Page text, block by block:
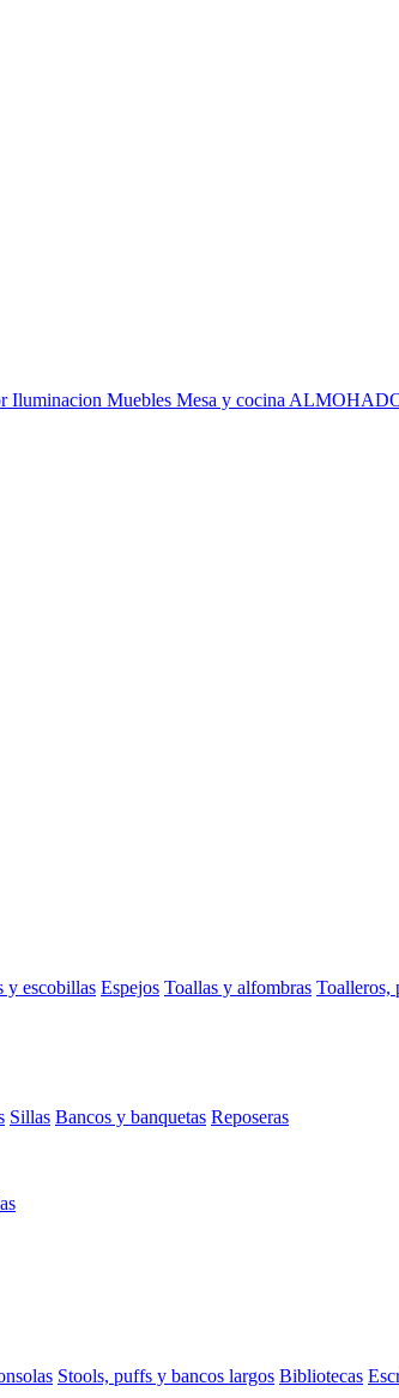
Iluminacion Muebles Mesa y cocina
y escobillas Espejos Toallas y alfombras Toalleros,
Sillas Bancos y banquetas Reposeras
Stools, puffs y bancos largos Bibliotecas